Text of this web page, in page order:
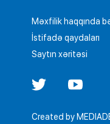
Məxfilik haqqında
İstifadə qaydaları
Saytın xəritəsi
Created by